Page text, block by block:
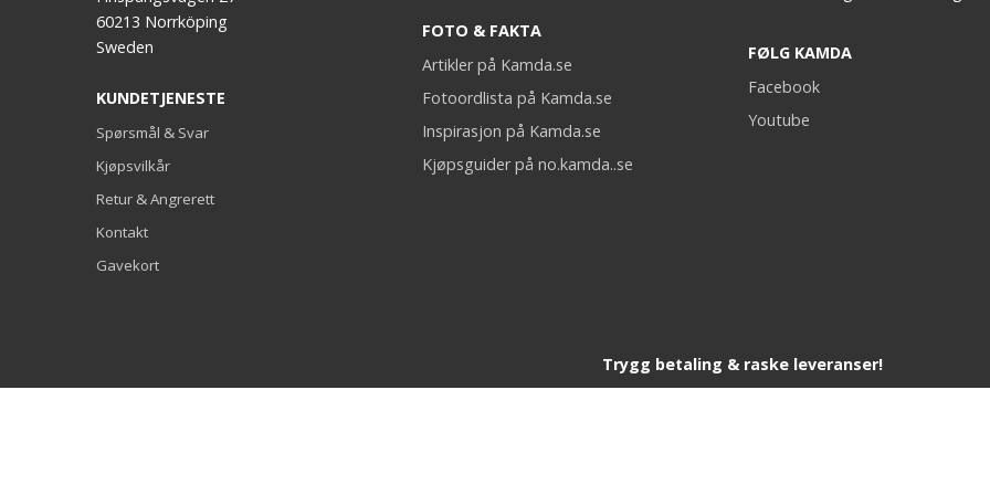
60213 Norrköping
Sweden
KUNDETJENESTE
Spørsmål & Svar
Kjøpsvilkår
Retur & Angrerett
Kontakt
Gavekort
FOTO & FAKTA
Artikler på Kamda.se
Fotoordlista på Kamda.se
Inspirasjon på Kamda.se
Kjøpsguider på no.kamda..se
FØLG KAMDA
Facebook
Youtube
Trygg betaling & raske leveranser!